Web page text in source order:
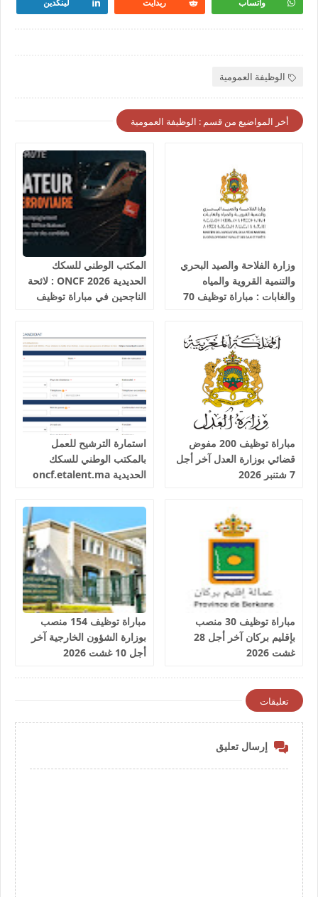
واتساب ريدايت لينكدين
الوظيفة العمومية
أخر المواضيع من قسم : الوظيفة العمومية
وزارة الفلاحة والصيد البحري
والتنمية القروية والمياه
والغابات : مباراة توظيف 70
المكتب الوطني للسكك
الحديدية 2026 ONCF : لائحة
الناجحين في مباراة توظيف
مباراة توظيف 200 مفوض
قضائي بوزارة العدل آخر أجل
7 شتنبر 2026
استمارة الترشيح للعمل
بالمكتب الوطني للسكك
الحديدية oncf.etalent.ma
مباراة توظيف 30 منصب
بإقليم بركان آخر أجل 28
غشت 2026
مباراة توظيف 154 منصب
بوزارة الشؤون الخارجية آخر
أجل 10 غشت 2026
تعليقات
إرسال تعليق